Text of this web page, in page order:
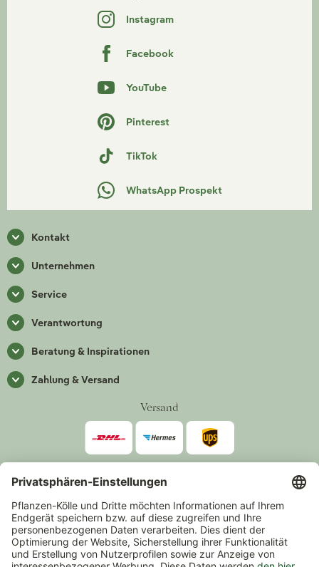
Instagram
Facebook
YouTube
Pinterest
TikTok
WhatsApp Prospekt
Kontakt
Unternehmen
Service
Verantwortung
Beratung & Inspirationen
Zahlung & Versand
Versand
Zahlarten
*Alle Preise inkl. gesetzlicher Mehrwertsteuer zzgl.Versand
Mindestbestellwert 14,90 €, ausgenommen sind Gutscheine und